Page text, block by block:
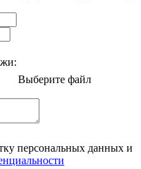
Выберите файл
персональных данных и